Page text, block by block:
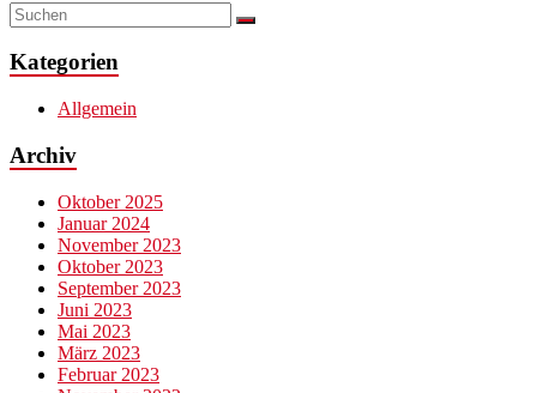
Kategorien
Allgemein
Archiv
Oktober 2025
Januar 2024
November 2023
Oktober 2023
September 2023
Juni 2023
Mai 2023
März 2023
Februar 2023